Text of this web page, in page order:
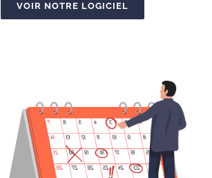
VOIR NOTRE LOGICIEL